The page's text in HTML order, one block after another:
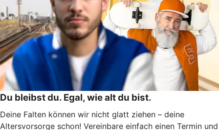
Du bleibst du. Egal, wie alt du bist.
Deine Falten können wir nicht glatt ziehen – deine
Altersvorsorge schon! Vereinbare einfach einen Termin und